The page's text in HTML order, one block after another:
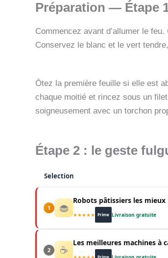
Préparation — Étape
Commencez avant d’allumer le
Conservez le blanc et le vert
Ôtez la première feuille si elle est
chaque moitié et rincez sous un
soigneusement avec un torchon
Étape 2 : le geste
Selection
1 🧁
Robots pâtissiers les mieux
★★★★★ Prime Livraison gratuite
2 ☕
Les meilleures machines à
Prime